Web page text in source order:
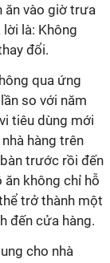
ăn vào giờ trưa
lời là: Không
so với năm
tiêu dùng mới
hàng trên
trước rồi đến
không chỉ hỗ
trở thành một